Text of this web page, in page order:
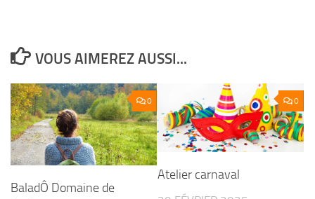
VOUS AIMEREZ AUSSI...
0
BaladÔ Domaine de
0
Atelier carnaval